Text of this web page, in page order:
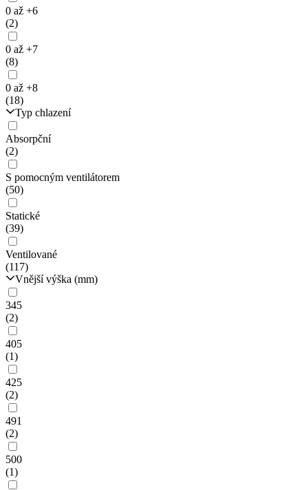
0 až +6
(2)
0 až +7
(8)
0 až +8
(18)
Typ chlazení
Absorpční
(2)
S pomocným ventilátorem
(50)
Statické
(39)
Ventilované
(117)
Vnější výška (mm)
345
(2)
405
(1)
425
(2)
491
(2)
500
(1)